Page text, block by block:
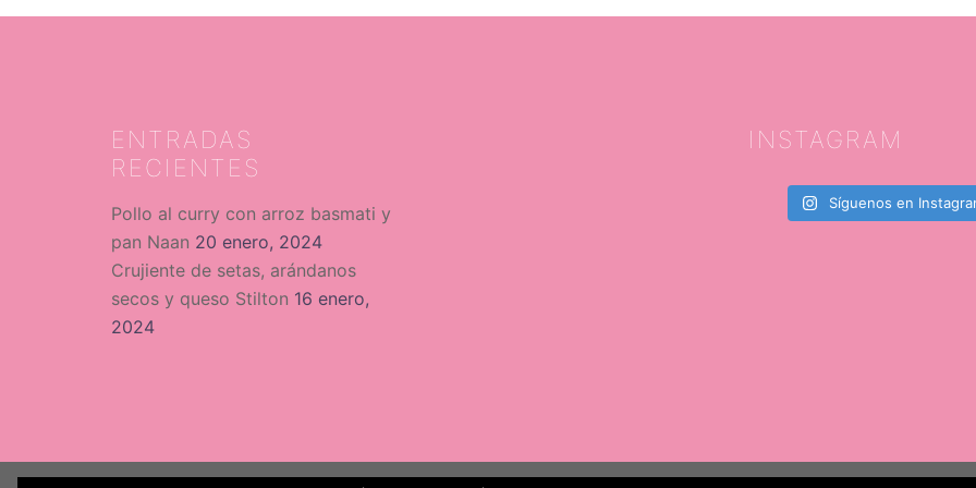
ENTRADAS
RECIENTES
Pollo al curry con arroz basmati y
pan Naan 20 enero, 2024
Crujiente de setas, arándanos
secos y queso Stilton 16 enero,
2024
INSTAGRAM
Síguenos en